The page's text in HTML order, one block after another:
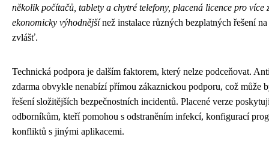
několik počítačů, tablety a chytré telefony, placená licence pro více
ekonomicky výhodnějšínež instalace různých bezplatných řešení
zvlášť.
Technická podpora je dalším faktorem, který nelze podceňovat.
zdarma obvykle nenabízí přímou zákaznickou podporu, což může
řešení složitějších bezpečnostních incidentů. Placené verze
odborníkům, kteří pomohou s odstraněním infekcí, konfigurací
konfliktů s jinými aplikacemi.